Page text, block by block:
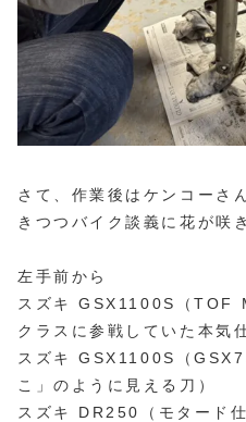
さて、作業後はケンコーさ
きつつバイク談義に花が咲
左手前から
スズキ GSX1100S（TOF
クラスに参戦していた本気
スズキ GSX1100S（
こ」のように見える刀）
スズキ DR250（モタード仕